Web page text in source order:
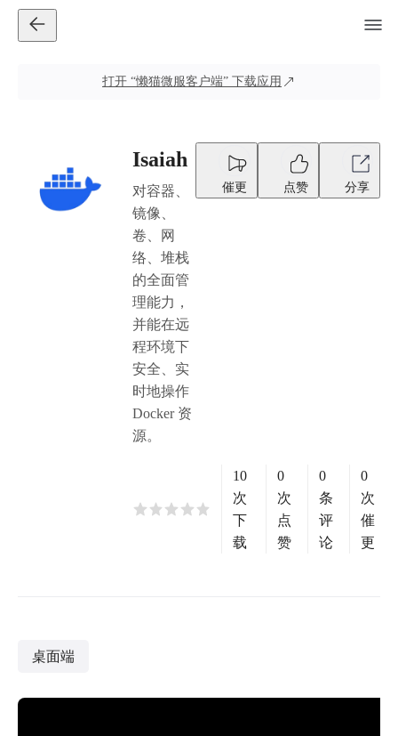
打开 “懒猫微服客户端” 下载应用
Isaiah
对容器、
镜像、
卷、网
络、堆栈
的全面管
理能力，
并能在远
程环境下
安全、实
时地操作
Docker 资
源。
催更 点赞 分享
10
次
下
载
0
次
点
赞
0
条
评
论
0
次
催
更
桌面端